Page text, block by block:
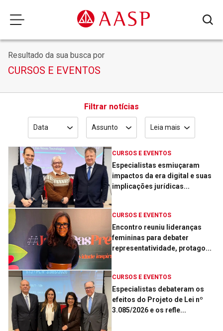
Resultado da sua busca por
CURSOS E EVENTOS
Filtrar notícias
Data Assunto Leia mais
CURSOS E EVENTOS
Especialistas esmiuçaram
impactos da era digital e suas
implicações jurídicas...
CURSOS E EVENTOS
Encontro reuniu lideranças
femininas para debater
representatividade, protago...
CURSOS E EVENTOS
Especialistas debateram os
efeitos do Projeto de Lei nº
3.085/2026 e os refle...